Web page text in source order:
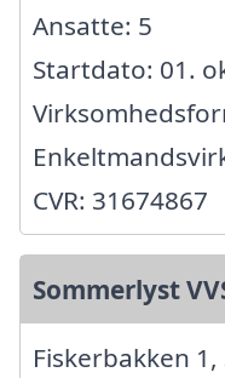
Ansatte: 5
Startdato: 01.
CVR: 31674867
Sommerlyst
Fiskerbakken